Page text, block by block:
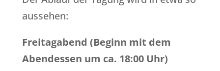
aussehen:
Freitagabend (Beginn mit dem
Abendessen um ca. 18:00 Uhr)